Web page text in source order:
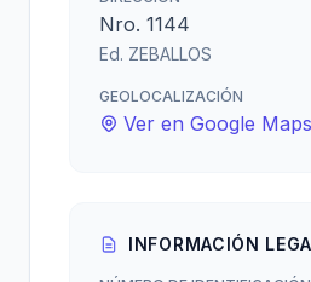
Nro. 1144
Ed. ZEBALLOS
GEOLOCALIZACIÓN
Ver en Google Maps
INFORMACIÓN